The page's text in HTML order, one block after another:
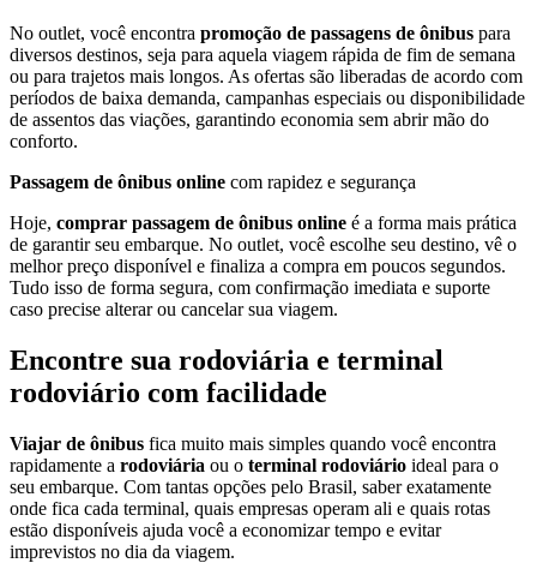
No outlet, você encontra promoção de passagens de ônibus para
diversos destinos, seja para aquela viagem rápida de fim de semana
ou para trajetos mais longos. As ofertas são liberadas de acordo com
períodos de baixa demanda, campanhas especiais ou disponibilidade
de assentos das viações, garantindo economia sem abrir mão do
conforto.
Passagem de ônibus online com rapidez e segurança
Hoje, comprar passagem de ônibus online é a forma mais prática
de garantir seu embarque. No outlet, você escolhe seu destino, vê o
melhor preço disponível e finaliza a compra em poucos segundos.
Tudo isso de forma segura, com confirmação imediata e suporte
caso precise alterar ou cancelar sua viagem.
Encontre sua rodoviária e terminal
rodoviário com facilidade
Viajar de ônibus fica muito mais simples quando você encontra
rapidamente a rodoviária ou o terminal rodoviário ideal para o
seu embarque. Com tantas opções pelo Brasil, saber exatamente
onde fica cada terminal, quais empresas operam ali e quais rotas
estão disponíveis ajuda você a economizar tempo e evitar
imprevistos no dia da viagem.